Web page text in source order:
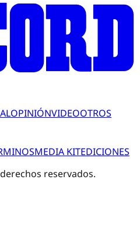
OPINIÓNVIDEOOTROS
MEDIA KITEDICIONES
reservados.